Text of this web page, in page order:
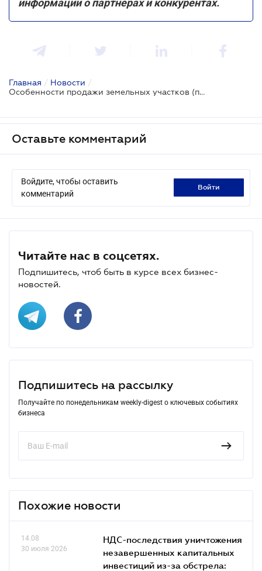
Главная / Новости /
Особенности продажи земельных участков (паев), которые переданы в пользование по договору аренды
Оставьте комментарий
Войдите, чтобы оставить
комментарий
войти
Читайте нас в соцсетях.
Подпишитесь, чтоб быть в курсе всех бизнес-
новостей.
Подпишитесь на рассылку
Получайте по понедельникам weekly-digest о ключевых событиях
бизнеса
Похожие новости
14.08
30 июля 2026
НДС-последствия уничтожения
незавершенных капитальных
инвестиций из-за обстрела: